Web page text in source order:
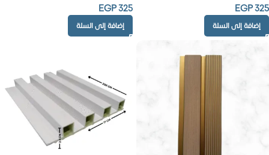
EGP325
إضافة إلى السلة
EGP325
إضافة إلى السلة